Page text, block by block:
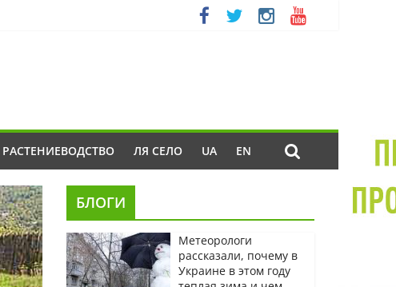
РАСТЕНИЕВОДСТВО ЛЯ СЕЛО UA EN
БЛОГИ
Метеорологи
рассказали, почему в
Украине в этом году